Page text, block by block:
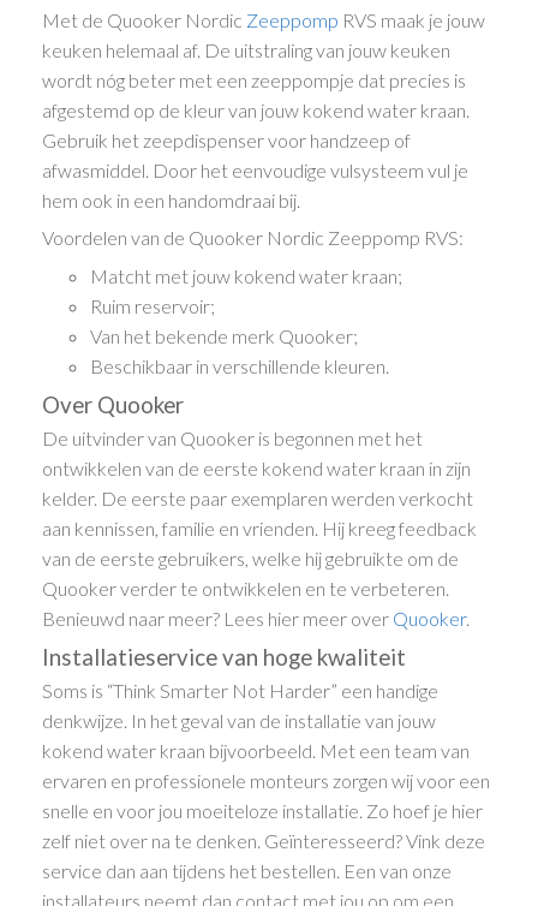
Met de Quooker Nordic Zeeppomp RVS maak je jouw
keuken helemaal af. De uitstraling van jouw keuken
wordt nóg beter met een zeeppompje dat precies is
afgestemd op de kleur van jouw kokend water kraan.
Gebruik het zeepdispenser voor handzeep of
afwasmiddel. Door het eenvoudige vulsysteem vul je
hem ook in een handomdraai bij.
Voordelen van de Quooker Nordic Zeeppomp RVS:
Matcht met jouw kokend water kraan;
Ruim reservoir;
Van het bekende merk Quooker;
Beschikbaar in verschillende kleuren.
Over Quooker
De uitvinder van Quooker is begonnen met het
ontwikkelen van de eerste kokend water kraan in zijn
kelder. De eerste paar exemplaren werden verkocht
aan kennissen, familie en vrienden. Hij kreeg feedback
van de eerste gebruikers, welke hij gebruikte om de
Quooker verder te ontwikkelen en te verbeteren.
Benieuwd naar meer? Lees hier meer over Quooker.
Installatieservice van hoge kwaliteit
Soms is “Think Smarter Not Harder” een handige
denkwijze. In het geval van de installatie van jouw
kokend water kraan bijvoorbeeld. Met een team van
ervaren en professionele monteurs zorgen wij voor een
snelle en voor jou moeiteloze installatie. Zo hoef je hier
zelf niet over na te denken. Geïnteresseerd? Vink deze
service dan aan tijdens het bestellen. Een van onze
installateurs neemt dan contact met jou op om een